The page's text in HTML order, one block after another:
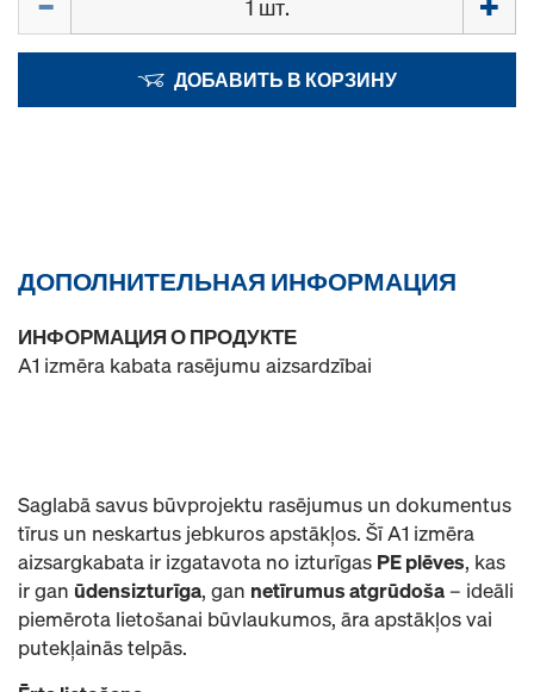
ДОБАВИТЬ В КОРЗИНУ
ДОПОЛНИТЕЛЬНАЯ ИНФОРМАЦИЯ
ИНФОРМАЦИЯ О ПРОДУКТЕ
A1 izmēra kabata rasējumu aizsardzībai
Saglabā savus būvprojektu rasējumus un dokumentus
tīrus un neskartus jebkuros apstākļos. Šī A1 izmēra
aizsargkabata ir izgatavota no izturīgas PE plēves, kas
ir gan ūdensizturīga, gan netīrumus atgrūdoša – ideāli
piemērota lietošanai būvlaukumos, āra apstākļos vai
putekļainās telpās.